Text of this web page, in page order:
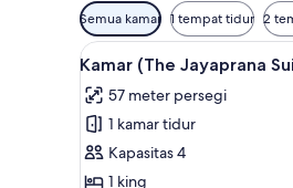
Filter
tersedia
untuk
kamar
Semua kamar 1 tempat tidur 2
Lihat
semua
foto
untuk
Kamar
(The
7
Kamar (The Jayaprana
57 meter persegi
1 kamar tidur
Kapasitas 4
1 king